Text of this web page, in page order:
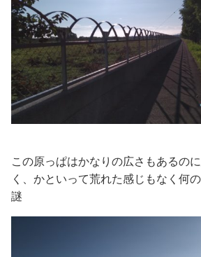
この原っぱはかなりの広さもあるの
く、かといって荒れた感じもなく何
謎